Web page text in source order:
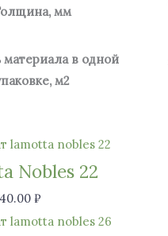
мм
в одной
м2
Nobles 22
₽